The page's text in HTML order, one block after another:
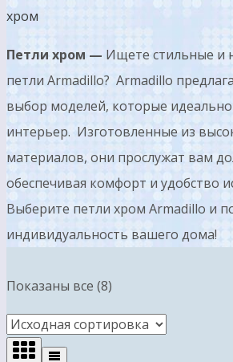
хром
Петли хром — Ищете стильные и
петли Armadillo? Armadillo
выбор моделей, которые
интерьер. Изготовленные из
материалов, они прослужат вам
обеспечивая комфорт и удобство
Выберите петли хром Armadillo и
индивидуальность вашего дома!
Показаны все (8)